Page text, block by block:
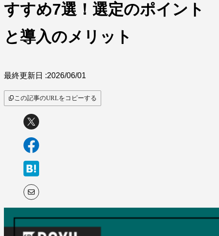
すすめ7選！選定のポイント
と導入のメリット
最終更新日 :2026/06/01
この記事のURLをコピーする